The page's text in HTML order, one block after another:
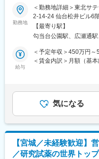
当社で、既存のお客様
行っていただきます
■具体的な業務内容
・代理店への営業活動
既存の代理店に対して
・勉強会の実施
■移動手段と営業エリア
・社有車を使用し、直
社用車はリースで1台貸
週に1回程度、ミーティ
す
その他の日は、基本的
勤務地
＜勤務地詳細＞東北サ
2-14-24 仙台松井ビル6
囲：会社の定める事業所
【最寄り駅】
勾当台公園駅、広瀬通
給与
＜予定年収＞450万円
＜賃金内訳＞月額（基
＞有＜残業手当＞有＜
業績により変動いたし
す。■昇給：年1回（7月
月分賃金はあくまでも
可能性があります。月
気になる
【宮城／未経験歓迎】
／研究試薬の世界トッ